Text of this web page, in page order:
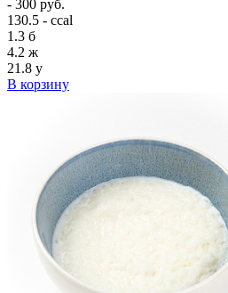
- 300 руб.
130.5 - ccal
1.3 б
4.2 ж
21.8 у
В корзину